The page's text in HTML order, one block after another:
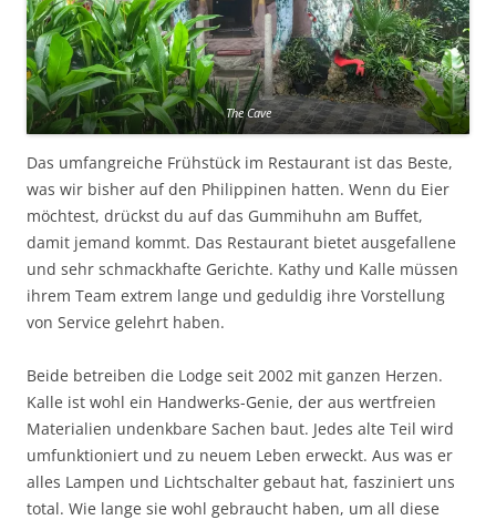
The Cave
Das umfangreiche Frühstück im Restaurant ist das Beste,
was wir bisher auf den Philippinen hatten. Wenn du Eier
möchtest, drückst du auf das Gummihuhn am Buffet,
damit jemand kommt. Das Restaurant bietet ausgefallene
und sehr schmackhafte Gerichte. Kathy und Kalle müssen
ihrem Team extrem lange und geduldig ihre Vorstellung
von Service gelehrt haben.
Beide betreiben die Lodge seit 2002 mit ganzen Herzen.
Kalle ist wohl ein Handwerks-Genie, der aus wertfreien
Materialien undenkbare Sachen baut. Jedes alte Teil wird
umfunktioniert und zu neuem Leben erweckt. Aus was er
alles Lampen und Lichtschalter gebaut hat, fasziniert uns
total. Wie lange sie wohl gebraucht haben, um all diese